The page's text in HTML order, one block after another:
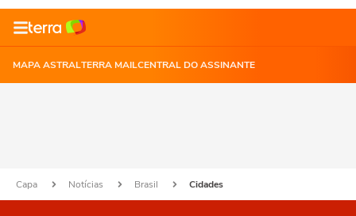
MAPA ASTRALTERRA MAILCENTRAL DO ASSINANTE
Capa Notícias Brasil Cidades